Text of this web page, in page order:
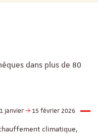
dans plus de 80
janvier 15 février 2026
climatique,